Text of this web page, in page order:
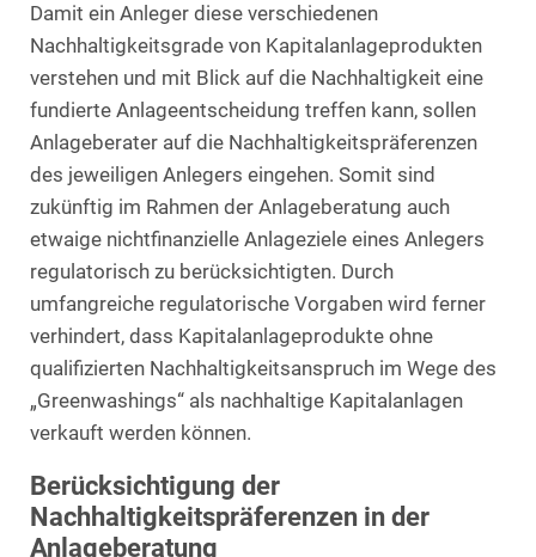
Damit ein Anleger diese verschiedenen
Nachhaltigkeitsgrade von Kapitalanlageprodukten
verstehen und mit Blick auf die Nachhaltigkeit eine
fundierte Anlageentscheidung treffen kann, sollen
Anlageberater auf die Nachhaltigkeitspräferenzen
des jeweiligen Anlegers eingehen. Somit sind
zukünftig im Rahmen der Anlageberatung auch
etwaige nichtfinanzielle Anlageziele eines Anlegers
regulatorisch zu berücksichtigten. Durch
umfangreiche regulatorische Vorgaben wird ferner
verhindert, dass Kapitalanlageprodukte ohne
qualifizierten Nachhaltigkeitsanspruch im Wege des
„Greenwashings“ als nachhaltige Kapitalanlagen
verkauft werden können.
Berücksichtigung der
Nachhaltigkeitspräferenzen in der
Anlageberatung